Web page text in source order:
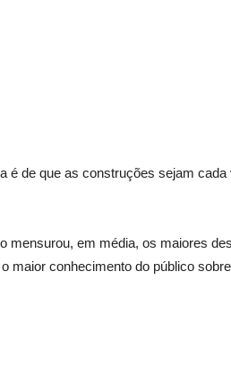
de que as construções sejam
em média, os maiores
maior conhecimento do público